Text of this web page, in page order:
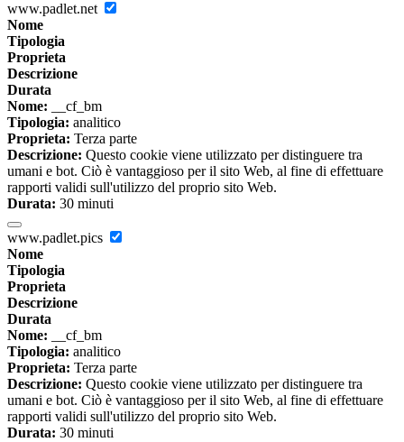
www.padlet.net
Nome
Tipologia
Proprieta
Descrizione
Durata
Nome: __cf_bm
Tipologia: analitico
Proprieta: Terza parte
Descrizione: Questo cookie viene utilizzato per distinguere tra
umani e bot. Ciò è vantaggioso per il sito Web, al fine di effettuare
rapporti validi sull'utilizzo del proprio sito Web.
Durata: 30 minuti
www.padlet.pics
Nome
Tipologia
Proprieta
Descrizione
Durata
Nome: __cf_bm
Tipologia: analitico
Proprieta: Terza parte
Descrizione: Questo cookie viene utilizzato per distinguere tra
umani e bot. Ciò è vantaggioso per il sito Web, al fine di effettuare
rapporti validi sull'utilizzo del proprio sito Web.
Durata: 30 minuti